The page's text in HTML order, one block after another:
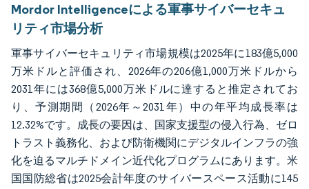
Mordor Intelligenceによる軍事サイバーセキュ
リティ市場分析
軍事サイバーセキュリティ市場規模は2025年に183億5,000
万米ドルと評価され、2026年の206億1,000万米ドルから
2031年には368億5,000万米ドルに達すると推定されてお
り、予測期間（2026年～2031年）中の年平均成長率は
12.32%です。成長の要因は、国家支援型の侵入行為、ゼロ
トラスト義務化、および防衛機関にデジタルインフラの強
化を迫るマルチドメイン近代化プログラムにあります。米
国国防総省は2025会計年度のサイバースペース活動に145